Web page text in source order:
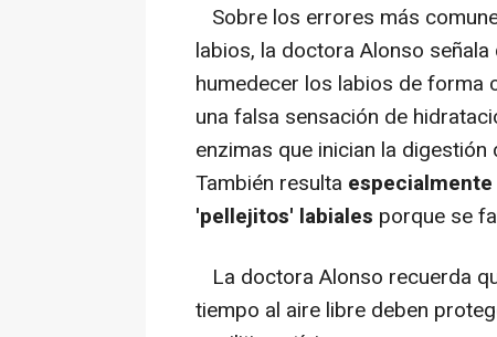
Sobre los errores más
labios, la doctora Alonso
humedecer los labios de forma
una falsa sensación de
enzimas que inician la
También resulta
'pellejitos' labiales porque se
La doctora Alonso recuerda
tiempo al aire libre deben